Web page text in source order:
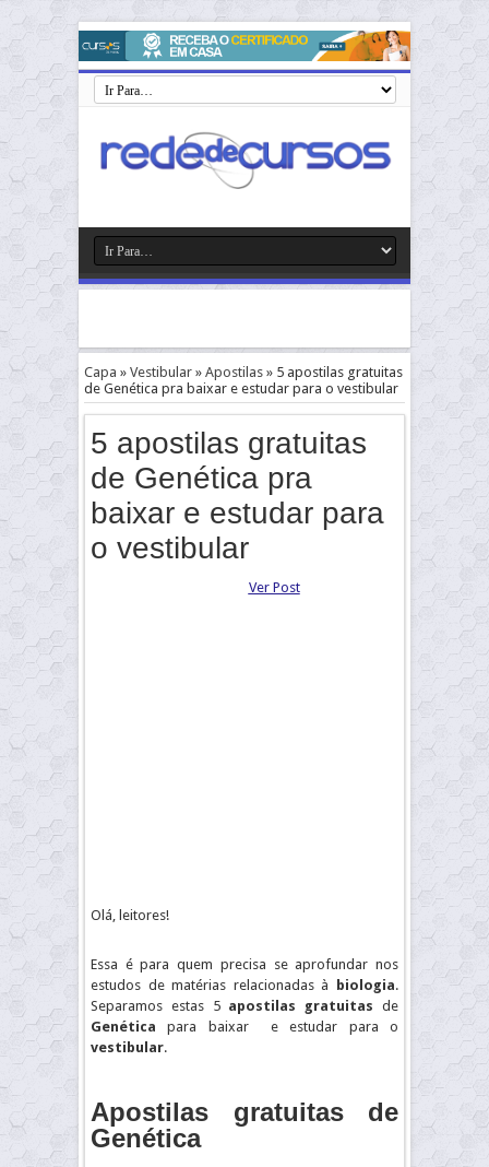
Capa » Vestibular » Apostilas » 5 apostilas gratuitas
de Genética pra baixar e estudar para o vestibular
5 apostilas gratuitas
de Genética pra
baixar e estudar para
o vestibular
Ver Post
Olá, leitores!
Essa é para quem precisa se aprofundar nos
estudos de matérias relacionadas à
biologia.
Separamos estas 5 apostilas gratuitas de
Genéticapara baixar e estudar para o
vestibular.
Apostilas gratuitas de
Genética